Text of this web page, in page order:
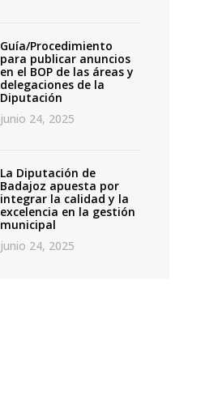
Guía/Procedimiento
para publicar anuncios
en el BOP de las áreas y
delegaciones de la
Diputación
junio 24, 2025
La Diputación de
Badajoz apuesta por
integrar la calidad y la
excelencia en la gestión
municipal
junio 24, 2025